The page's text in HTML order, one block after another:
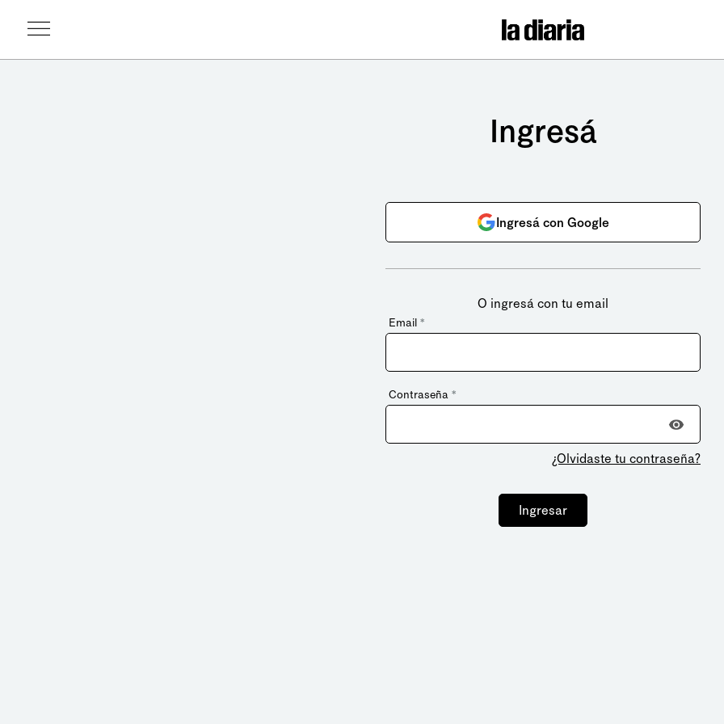
Ingresá
Ingresá con Google
O ingresá con tu email
Email *
Contraseña *
¿Olvidaste tu contraseña?
Ingresar